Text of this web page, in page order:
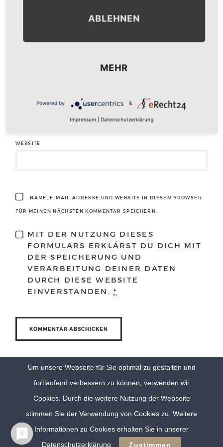
E-MAIL-ADRESSE
WEBSITE
NAME, E-MAIL-ADRESSE UND WEBSITE IN DIESEM BROWSER
FÜR MEINEN NÄCHSTEN KOMMENTAR SPEICHERN.
MIT DER NUTZUNG DIESES
FORMULARS ERKLÄRST DU DICH MIT
DER SPEICHERUNG UND
VERARBEITUNG DEINER DATEN
DURCH DIESE WEBSITE
EINVERSTANDEN.*
© Eva Berten Photography | Imprint Privacy Policy
Um unsere Webseite für Sie optimal zu gestalten und
fortlaufend verbessern zu können, verwenden wir
Cookies. Durch die weitere Nutzung der Webseite
stimmen Sie der Verwendung von Cookies zu. Weitere
Informationen zu Cookies erhalten Sie in unserer
Datenschutzerklärung
Zustimmen
ABLEHNEN
MEHR
Powered by &
Impressum Datenschutzerklärung